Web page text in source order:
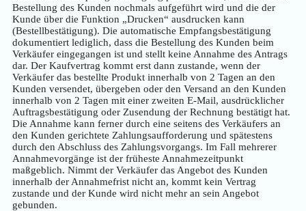
Bestellung des Kunden nochmals aufgeführt wird und die der
Kunde über die Funktion „Drucken“ ausdrucken kann
(Bestellbestätigung). Die automatische Empfangsbestätigung
dokumentiert lediglich, dass die Bestellung des Kunden beim
Verkäufer eingegangen ist und stellt keine Annahme des Antrags
dar. Der Kaufvertrag kommt erst dann zustande, wenn der
Verkäufer das bestellte Produkt innerhalb von 2 Tagen an den
Kunden versendet, übergeben oder den Versand an den Kunden
innerhalb von 2 Tagen mit einer zweiten E-Mail, ausdrücklicher
Auftragsbestätigung oder Zusendung der Rechnung bestätigt hat.
Die Annahme kann ferner durch eine seitens des Verkäufers an
den Kunden gerichtete Zahlungsaufforderung und spätestens
durch den Abschluss des Zahlungsvorgangs. Im Fall mehrerer
Annahmevorgänge ist der früheste Annahmezeitpunkt
maßgeblich. Nimmt der Verkäufer das Angebot des Kunden
innerhalb der Annahmefrist nicht an, kommt kein Vertrag
zustande und der Kunde wird nicht mehr an sein Angebot
gebunden.